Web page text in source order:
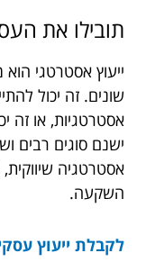
תובילו את
ייעוץ אסטרטגי
שונים. זה יכול
אסטרטגיות, או זה
ישנם סוגים רבים
אסטרטגיה
השקעה.
לקבלת ייעוץ